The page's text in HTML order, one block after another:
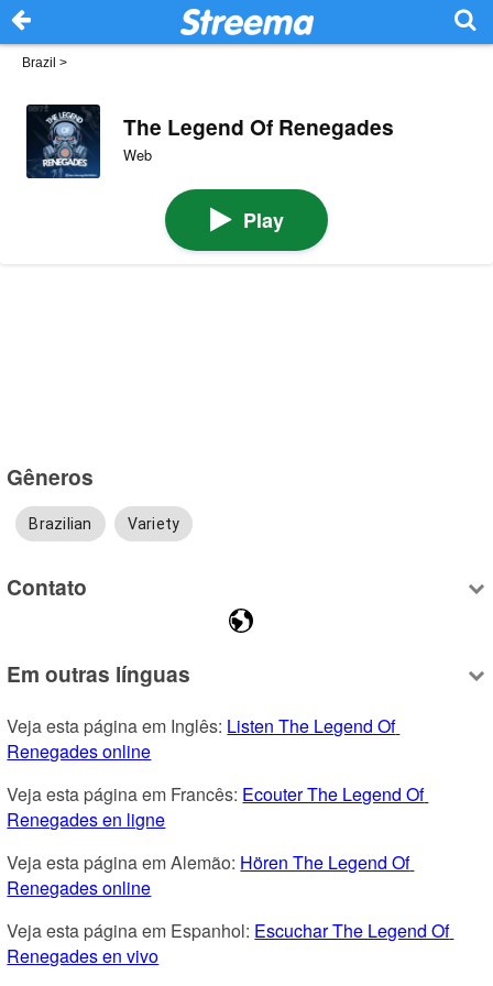
Brazil >
The Legend Of Renegades
Web
Play
Gêneros
Brazilian Variety
Contato
Em outras línguas
Veja esta página em Inglês: Listen The Legend Of
Renegades online
Veja esta página em Francês: Ecouter The Legend Of
Renegades en ligne
Veja esta página em Alemão: Hören The Legend Of
Renegades online
Veja esta página em Espanhol: Escuchar The Legend Of
Renegades en vivo